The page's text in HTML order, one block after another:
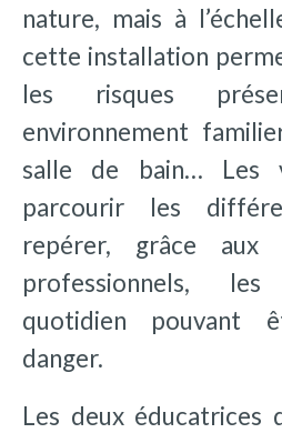
nature, mais à
cette installation
les risques
environnement
salle de bain… Les
parcourir les
repérer, grâce aux
professionnels,
quotidien pouvant
danger.
Les deux éducatrices